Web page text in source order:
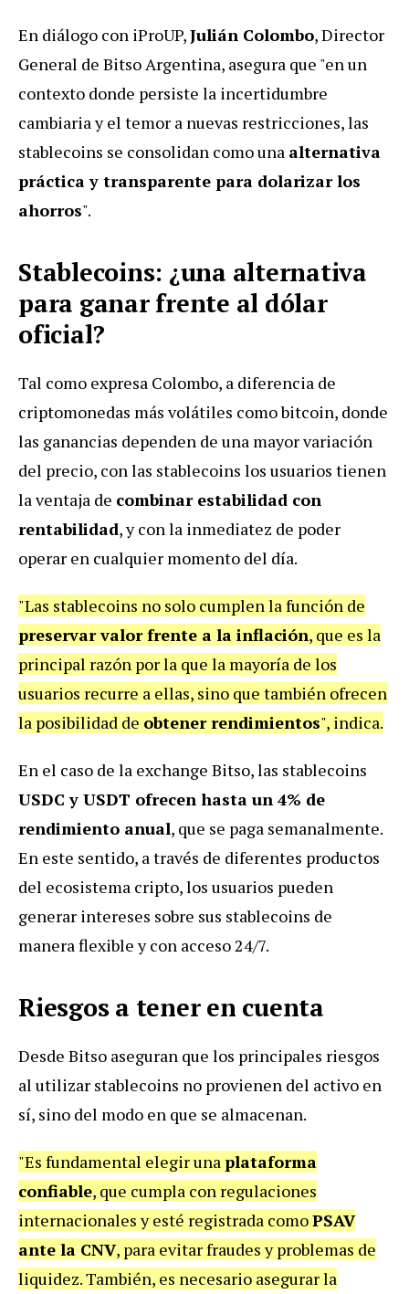
En diálogo con iProUP,Julián Colombo, Director
General de Bitso Argentina, asegura que "en un
contexto donde persiste la incertidumbre
cambiaria y el temor a nuevas restricciones, las
stablecoins se consolidan como una alternativa
práctica y transparente para dolarizar los
ahorros".
Stablecoins: ¿una alternativa
para ganar frente al dólar
oficial?
Tal como expresa Colombo, a diferencia de
criptomonedas más volátiles como bitcoin, donde
las ganancias dependen de una mayor variación
del precio, con las stablecoins los usuarios tienen
la ventaja de combinar estabilidad con
rentabilidad, y con la inmediatez de poder
operar en cualquier momento del día.
"Las stablecoins no solo cumplen la función de
preservar valor frente a la inflación, que es la
principal razón por la que la mayoría de los
usuarios recurre a ellas, sino que también ofrecen
la posibilidad de obtener rendimientos", indica.
En el caso de la exchange Bitso, las stablecoins
USDC y USDT ofrecen hasta un 4% de
rendimiento anual, que se paga semanalmente.
En este sentido, a través de diferentes productos
del ecosistema cripto, los usuarios pueden
generar intereses sobre sus stablecoins de
manera flexible y con acceso 24/7.
Riesgos a tener en cuenta
Desde Bitso aseguran que los principales riesgos
al utilizar stablecoins no provienen del activo en
sí, sino del modo en que se almacenan.
"Es fundamental elegir unaplataforma
confiable, que cumpla con regulaciones
internacionales y esté registrada comoPSAV
ante la CNV, para evitar fraudes y problemas de
liquidez. También, es necesario asegurar la